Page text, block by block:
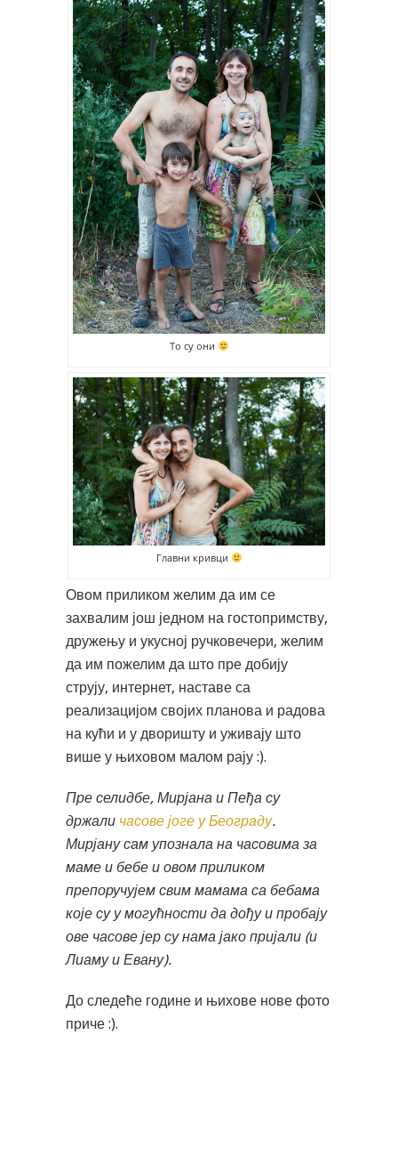
То су они
Главни кривци
Овом приликом желим да им се
захвалим још једном на гостопримству,
дружењу и укусној ручковечери, желим
да им пожелим да што пре добију
струју, интернет, наставе са
реализацијом својих планова и радова
на кући и у дворишту и уживају што
више у њиховом малом рају :).
Пре селидбе, Мирјана и Пеђа су
држали часове јоге у Београду.
Мирјану сам упознала на часовима за
маме и бебе и овом приликом
препоручујем свим мамама са бебама
које су у могућности да дођу и пробају
ове часове јер су нама јако пријали (и
Лиаму и Евану).
До следеће године и њихове нове фото
приче :).